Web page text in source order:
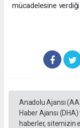
mücadelesine verdiği
Anadolu Ajansı
Haber Ajansı
haberler, sitemizin